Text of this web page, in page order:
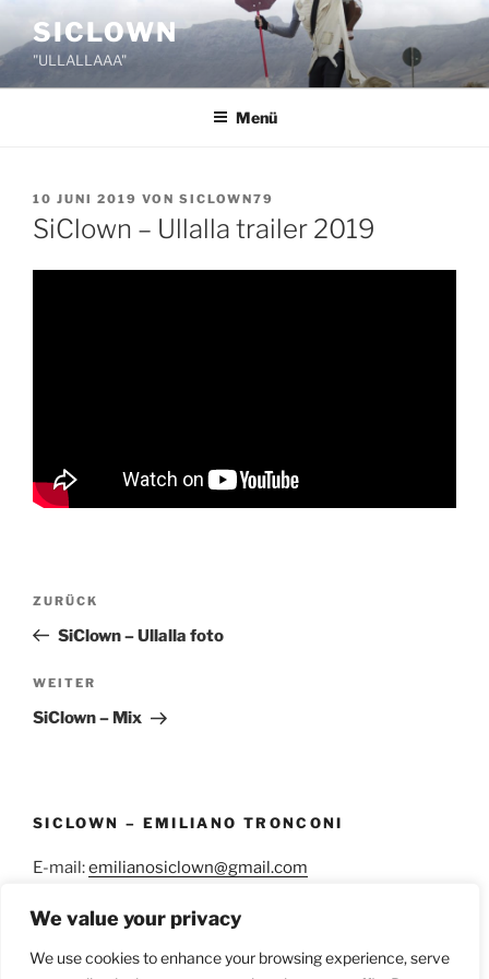
We value your privacy
We use cookies to enhance your browsing experience, serve
Inhalt
springen
SICLOWN
"ULLALLAAA"
Menü
VERÖFFENTLICHT
AM
10 JUNI 2019 VON SICLOWN79
SiClown – Ullalla trailer 2019
Beitragsnavigation
Vorheriger
Beitrag
ZURÜCK
SiClown – Ullalla foto
Nächster
Beitrag
WEITER
SiClown – Mix
SICLOWN – EMILIANO TRONCONI
E-mail:emilianosiclown@gmail.com